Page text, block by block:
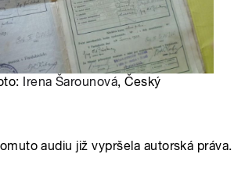
Irena Šarounová, Český
audiu již vypršela autorská práva.